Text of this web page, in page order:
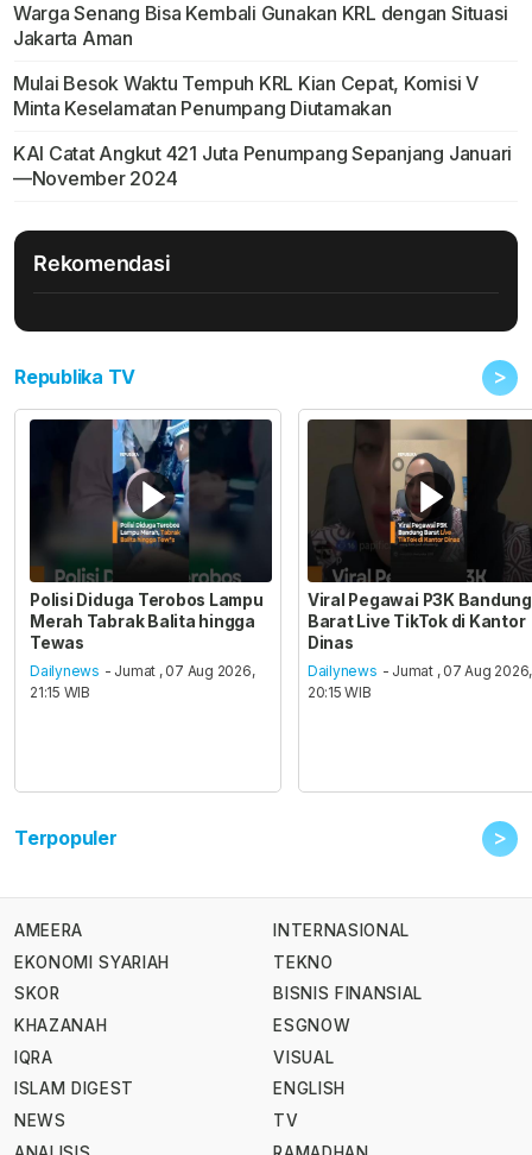
Warga Senang Bisa Kembali Gunakan KRL dengan Situasi
Jakarta Aman
Mulai Besok Waktu Tempuh KRL Kian Cepat, Komisi V
Minta Keselamatan Penumpang Diutamakan
KAI Catat Angkut 421 Juta Penumpang Sepanjang Januari
—November 2024
Rekomendasi
Republika TV >
Polisi Diduga Terobos Lampu
Merah Tabrak Balita hingga
Tewas
Dailynews - Jumat , 07 Aug 2026,
21:15 WIB
Viral Pegawai P3K Bandung
Barat Live TikTok di Kantor
Dinas
Dailynews - Jumat , 07 Aug 2026,
20:15 WIB
Terpopuler >
AMEERA
EKONOMI SYARIAH
SKOR
KHAZANAH
IQRA
ISLAM DIGEST
NEWS
INTERNASIONAL
TEKNO
BISNIS FINANSIAL
ESGNOW
VISUAL
ENGLISH
TV